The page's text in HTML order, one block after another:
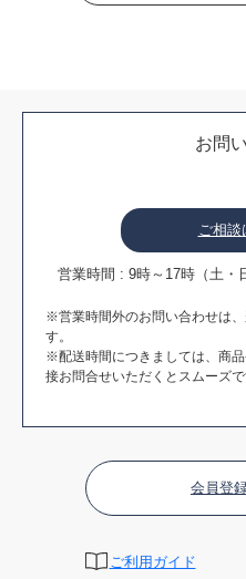
お問
ご相談
営業時間 : 9時～17時（土・
※営業時間外のお問い合わせは
す。
※配送時間につきましては、商
接お問合せいただくとスムーズで
会員登
ご利用ガイド